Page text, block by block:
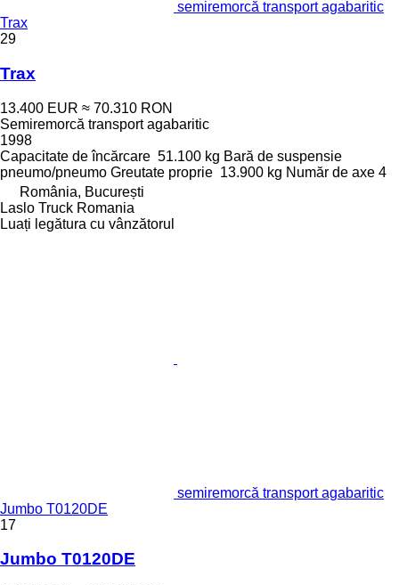
semiremorcă transport agabaritic
Trax
29
Trax
13.400 EUR ≈ 70.310 RON
Semiremorcă transport agabaritic
1998
Capacitate de încărcare 51.100 kg Bară de suspensie
pneumo/pneumo Greutate proprie 13.900 kg Număr de axe 4
România, București
Laslo Truck Romania
Luați legătura cu vânzătorul
semiremorcă transport agabaritic
Jumbo T0120DE
17
Jumbo T0120DE